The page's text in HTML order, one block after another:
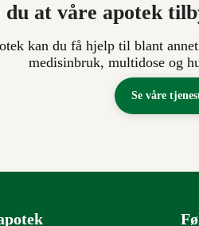
du at våre apotek
kan du få hjelp til blant
medisinbruk, multidose og
Se våre